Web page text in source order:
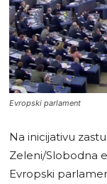
Evropski parlament
Na inicijativu
Zeleni/Slobodna
Evropski